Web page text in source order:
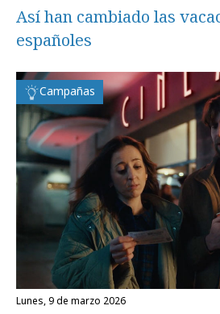
Así han cambiado las
españoles
Campañas
lunes, 9 de marzo 2026